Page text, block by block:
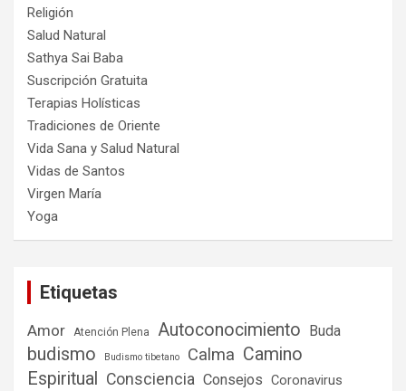
Religión
Salud Natural
Sathya Sai Baba
Suscripción Gratuita
Terapias Holísticas
Tradiciones de Oriente
Vida Sana y Salud Natural
Vidas de Santos
Virgen María
Yoga
Etiquetas
Amor Atención Plena Autoconocimiento Buda
budismo Budismo tibetano Calma Camino
Espiritual
Consciencia Consejos Coronavirus